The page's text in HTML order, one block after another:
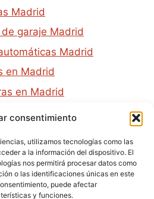
consentimiento
utilizamos tecnologías como las
a la información del dispositivo. El
nos permitirá procesar datos como
o las identificaciones únicas en este
puede afectar
y funciones.
Madrid
garaje Madrid
Madrid
en Madrid
en Madrid